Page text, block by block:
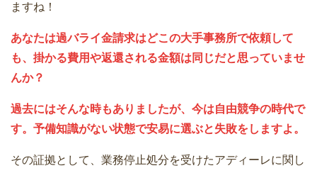
ますね！
あなたは過バライ金請求はどこの大手事務所で依頼して
も、掛かる費用や返還される金額は同じだと思っていませ
んか？
過去にはそんな時もありましたが、今は自由競争の時代で
す。予備知識がない状態で安易に選ぶと失敗をしますよ。
その証拠として、業務停止処分を受けたアディーレに関し